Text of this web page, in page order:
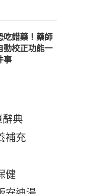
吃錯藥！藥師
動校正功能一
事
典
補充
健